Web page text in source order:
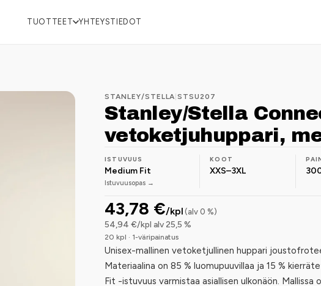
TUOTTEET YHTEYSTIEDOT
STANLEY/STELLA |STSU207
Stanley/Stella
vetoketjuhuppari,
ISTUVUUS
Medium Fit
Istuvuusopas →
KOOT
XXS–3XL
43,78 €/kpl (alv 0 %)
54,94 €/kpl alv 25,5 %
20 kpl · 1-väripainatus
Unisex-mallinen vetoketjullinen huppari
Materiaalina on 85 % luomupuuvillaa ja 15 %
Fit -istuvuus varmistaa asiallisen ulkonäön.